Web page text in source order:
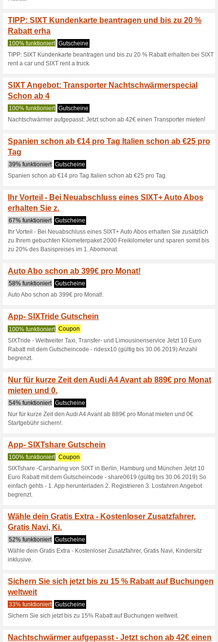
Aktuelle Angebote
Klicke hier, löse den
Flughaf
100% funktioniert Coupon
Klicke hier, löse den
Sixt, Das Tolle daran ist,
gebunden ist!
SIXT Österreich
Flughafen Trans
100% funktioniert
SIXT Österreich
Warenkorb eingeben.
100% funktioniert
Dank dem SIXT Gutschein
sparen.
100% funktioniert